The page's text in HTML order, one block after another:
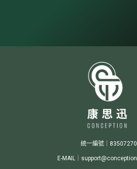
統一編號｜83507270
E-MAIL｜